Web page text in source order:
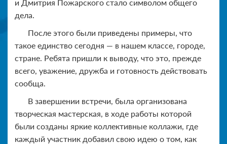
и Дмитрия Пожарского стало символом общего
дела.
После этого были приведены примеры, что
такое единство сегодня — в нашем классе, городе,
стране. Ребята пришли к выводу, что это, прежде
всего, уважение, дружба и готовность действовать
сообща.
В завершении встречи, была организована
творческая мастерская, в ходе работы которой
были созданы яркие коллективные коллажи, где
каждый участник добавил свою идею о том, как